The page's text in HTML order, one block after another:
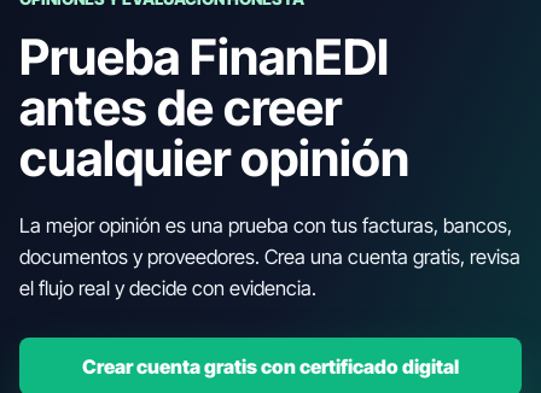
Prueba FinanEDI
antes de creer
cualquier opinión
La mejor opinión es una prueba con tus facturas, bancos,
documentos y proveedores. Crea una cuenta gratis, revisa
el flujo real y decide con evidencia.
Crear cuenta gratis con certificado digital